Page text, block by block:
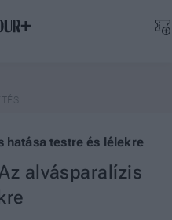
hatása testre és lélekre
alvásparalízis